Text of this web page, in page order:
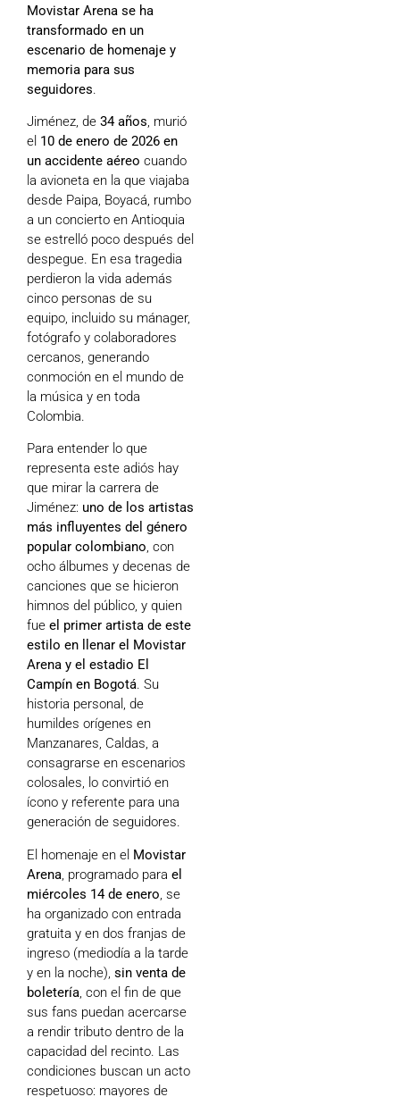
Movistar Arena se ha
transformado en un
escenario de homenaje y
memoria para sus
seguidores.
Jiménez, de 34 años, murió
el 10 de enero de 2026 en
un accidente aéreo cuando
la avioneta en la que viajaba
desde Paipa, Boyacá, rumbo
a un concierto en Antioquia
se estrelló poco después del
despegue. En esa tragedia
perdieron la vida además
cinco personas de su
equipo, incluido su mánager,
fotógrafo y colaboradores
cercanos, generando
conmoción en el mundo de
la música y en toda
Colombia.
Para entender lo que
representa este adiós hay
que mirar la carrera de
Jiménez: uno de los artistas
más influyentes del género
popular colombiano, con
ocho álbumes y decenas de
canciones que se hicieron
himnos del público, y quien
fue el primer artista de este
estilo en llenar el Movistar
Arena y el estadio El
Campín en Bogotá. Su
historia personal, de
humildes orígenes en
Manzanares, Caldas, a
consagrarse en escenarios
colosales, lo convirtió en
ícono y referente para una
generación de seguidores.
El homenaje en el Movistar
Arena, programado para el
miércoles 14 de enero, se
ha organizado con entrada
gratuita y en dos franjas de
ingreso (mediodía a la tarde
y en la noche), sin venta de
boletería, con el fin de que
sus fans puedan acercarse
a rendir tributo dentro de la
capacidad del recinto. Las
condiciones buscan un acto
respetuoso: mayores de